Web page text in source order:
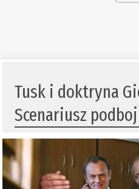
Tusk i doktryna
Scenariusz